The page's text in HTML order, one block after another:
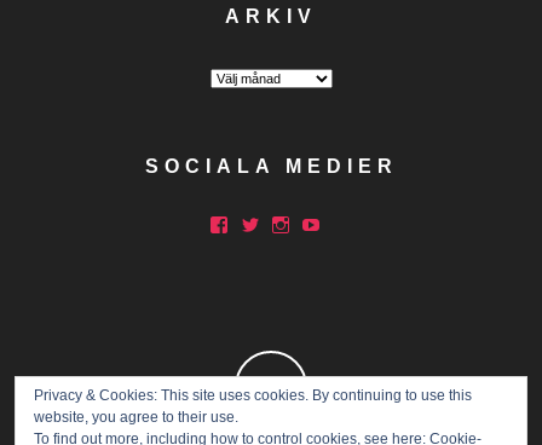
ARKIV
Arkiv
SOCIALA MEDIER
Facebook
Twitter
Instagram
Privacy & Cookies: This site uses cookies. By continuing to use this
website, you agree to their use.
To find out more, including how to control cookies, see here: Cookie-